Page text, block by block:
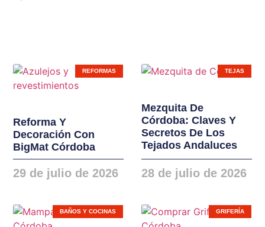
Ampliamos líneas de
productos en nuestras
instalaciones. Nuevas
gamas de ventanas,
balconeras, cierres y
ALUMINIO
REFORMAS
Reforma Y
Decoración Con
BigMat Córdoba
29 de julio de 2026
TEJAS
Mezquita De
Córdoba: Claves Y
Secretos De Los
Tejados Andaluces
28 de julio de 2026
BAÑOS Y COCINAS GRIFERÍA